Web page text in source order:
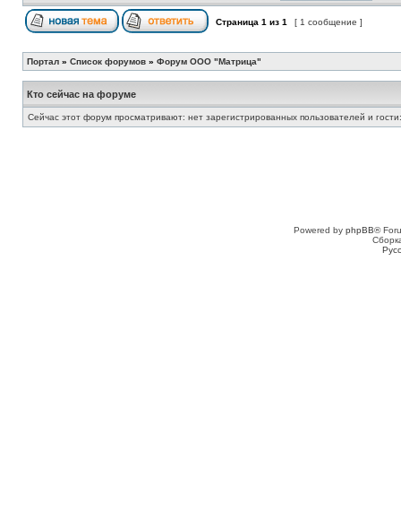
Страница 1 из 1 [ 1 сообщение ]
Портал » Список форумов » Форум ООО "Матрица"
Кто сейчас на форуме
Сейчас этот форум просматривают: нет зарегистрированных пользователей и
Powered by phpBB®